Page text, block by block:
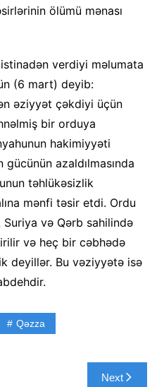
ölümü mənası
verdiyi məlumata
(6 mart) deyib:
əziyyət çəkdiyi üçün
bir orduya
hakimiyyəti
azaldılmasında
təhlükəsizlik
mənfi təsir etdi. Ordu
və Qərb sahilində
və heç bir cəbhədə
deyillər. Bu vəziyyətə isə
Qəzza
Next